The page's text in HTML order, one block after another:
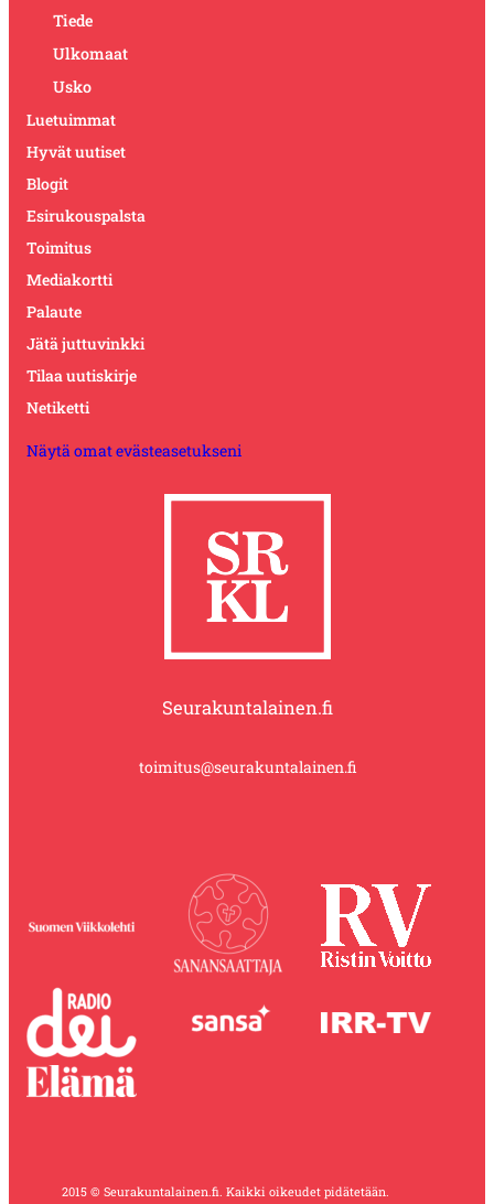
Tiede
Ulkomaat
Usko
Luetuimmat
Hyvät uutiset
Blogit
Esirukouspalsta
Toimitus
Mediakortti
Palaute
Jätä juttuvinkki
Tilaa uutiskirje
Netiketti
Näytä omat evästeasetukseni
Seurakuntalainen.fi
toimitus@seurakuntalainen.fi
2015 © Seurakuntalainen.fi. Kaikki oikeudet pidätetään.